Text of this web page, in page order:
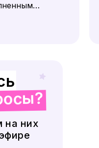
на то, что
урока,
слышат друг
на них